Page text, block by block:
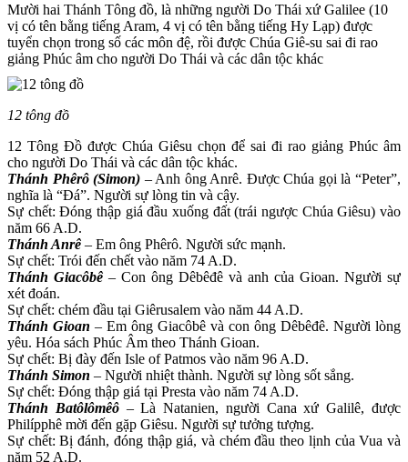
Mười hai Thánh Tông đồ, là những người Do Thái xứ Galilee (10
vị có tên bằng tiếng Aram, 4 vị có tên bằng tiếng Hy Lạp) được
tuyển chọn trong số các môn đệ, rồi được Chúa Giê-su sai đi rao
giảng Phúc âm cho người Do Thái và các dân tộc khác
12 tông đồ
12 Tông Đồ được Chúa Giêsu chọn để sai đi rao giảng Phúc âm
cho người Do Thái và các dân tộc khác.
Thánh Phêrô (Simon) – Anh ông Anrê. Ðược Chúa gọi là “Peter”,
nghĩa là “Ðá”. Người sự lòng tin và cậy.
Sự chết: Ðóng thập giá đầu xuống đất (trái ngược Chúa Giêsu) vào
năm 66 A.D.
Thánh Anrê – Em ông Phêrô. Người sức mạnh.
Sự chết: Trói đến chết vào năm 74 A.D.
Thánh Giacôbê – Con ông Dêbêđê và anh của Gioan. Người sự
xét đoán.
Sự chết: chém đầu tại Giêrusalem vào năm 44 A.D.
Thánh Gioan – Em ông Giacôbê và con ông Dêbêđê. Người lòng
yêu. Hóa sách Phúc Âm theo Thánh Gioan.
Sự chết: Bị đày đến Isle of Patmos vào năm 96 A.D.
Thánh Simon – Người nhiệt thành. Người sự lòng sốt sắng.
Sự chết: Ðóng thập giá tại Presta vào năm 74 A.D.
Thánh Batôlômêô– Là Natanien, người Cana xứ Galilê, được
Philípphê mời đến gặp Giêsu. Người sự tưởng tượng.
Sự chết: Bị đánh, đóng thập giá, và chém đầu theo lịnh của Vua và
năm 52 A.D.